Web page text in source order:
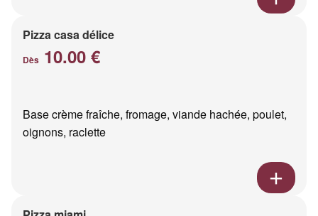
Pizza casa délice
Dès 10.00 €
Base crème fraîche, fromage, viande hachée, poulet,
oignons, raclette